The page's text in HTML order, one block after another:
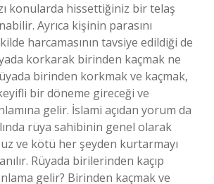
konularda hissettiğiniz bir telaş
Ayrıca kişinin parasını
harcamasının tavsiye edildiği de
korkarak birinden kaçmak ne
birinden korkmak ve kaçmak,
bir döneme gireceği ve
gelir. İslami açıdan yorum da
rüya sahibinin genel olarak
ve kötü her şeyden kurtarmayı
Rüyada birilerinden kaçıp
gelir? Birinden kaçmak ve